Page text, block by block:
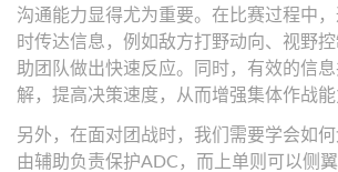
沟通能力显得尤为重要。在比赛过程中
时传达信息，例如敌方打野动向、视野
助团队做出快速反应。同时，有效的信
解，提高决策速度，从而增强集体作战能
另外，在面对团战时，我们需要学会如何
由辅助负责保护ADC，而上单则可以侧